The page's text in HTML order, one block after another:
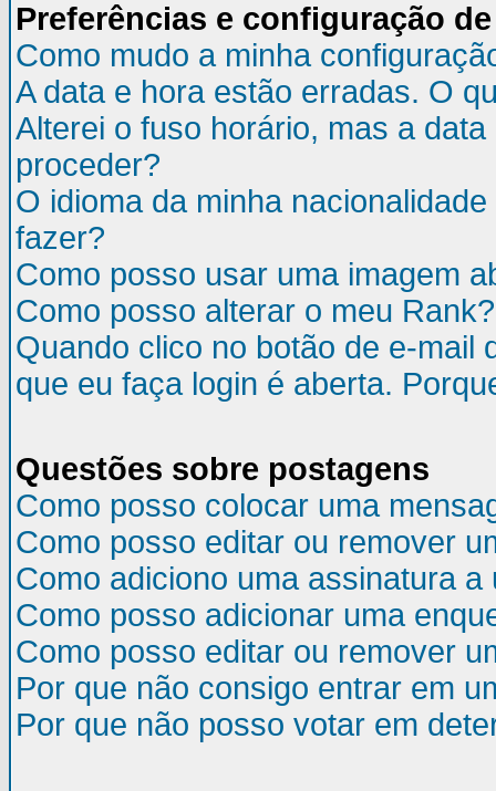
Preferências e configuração
Como mudo a minha
A data e hora estão erradas. O
Alterei o fuso horário, mas a
proceder?
O idioma da minha
fazer?
Como posso usar uma imagem
Como posso alterar o meu Rank?
Quando clico no botão de e-mail
que eu faça login é aberta.
Questões sobre postagens
Como posso colocar uma
Como posso editar ou remover
Como adiciono uma assinatura a
Como posso adicionar uma
Como posso editar ou remover
Por que não consigo entrar em
Por que não posso votar em